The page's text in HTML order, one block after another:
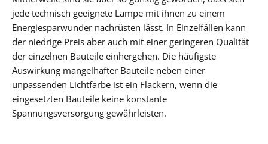
jede technisch geeignete Lampe mit ihnen zu einem
Energiesparwunder nachrüsten lässt. In Einzelfällen kann
der niedrige Preis aber auch mit einer geringeren Qualität
der einzelnen Bauteile einhergehen. Die häufigste
Auswirkung mangelhafter Bauteile neben einer
unpassenden Lichtfarbe ist ein Flackern, wenn die
eingesetzten Bauteile keine konstante
Spannungsversorgung gewährleisten.